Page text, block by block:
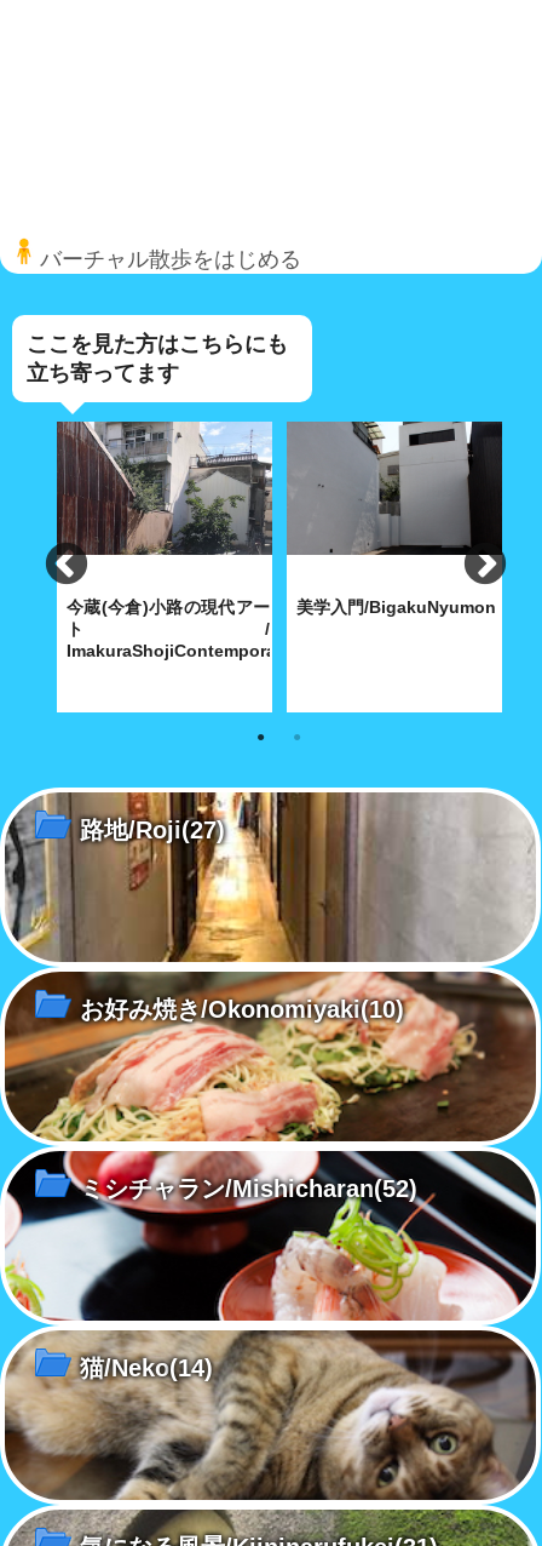
バーチャル散歩をはじめる
ここを見た方はこちらにも
立ち寄ってます
今蔵(今倉)小路の現代アー
ト/
ImakuraShojiContemporaryArt
路地裏には日常の暮らしが生ん
美学入門/BigakuNyumon
尾道町をブラリ歩くと凹みがポ
路地/Roji(27)
お好み焼き/Okonomiyaki(10)
ミシチャラン/Mishicharan(52)
猫/Neko(14)